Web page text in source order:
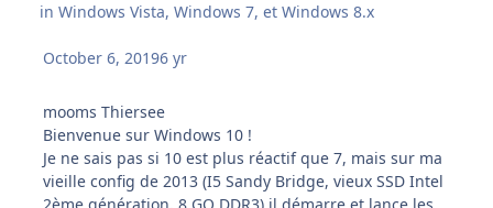
inWindows Vista, Windows 7, et Windows 8.x
October 6, 20196 yr
mooms Thiersee
Bienvenue sur Windows 10 !
Je ne sais pas si 10 est plus réactif que 7, mais sur ma
vieille config de 2013 (I5 Sandy Bridge, vieux SSD Intel